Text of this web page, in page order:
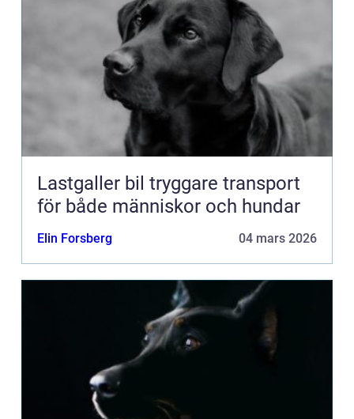
Lastgaller bil tryggare transport
för både människor och hundar
Elin Forsberg 04 mars 2026